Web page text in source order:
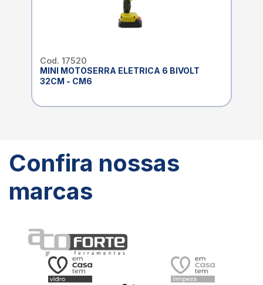
Cod. 17520
MINI MOTOSERRA ELETRICA 6 BIVOLT
32CM - CM6
Confira nossas
marcas